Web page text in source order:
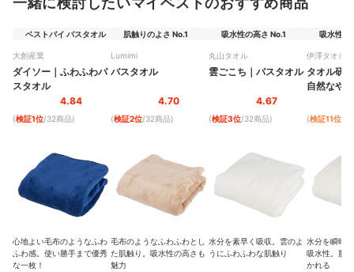
ベストバイ バスタオル
大創産業
ダイソー ｜ ふわふわバ
スタオル
4.84
(検証1位/32商品)
心地よい毛布のようなふわ
ふわ感。使い勝手まで優秀
な一枚！
肌触りのよさ No.1
Lumimi
バスタオル
4.70
(検証2位/32商品)
毛布のようなふわふわとし
た肌触り。吸水性の高さも
魅力
吸水性の高さ No.1
丸山タオル
雲ごこち ｜ バスタオル
4.67
(検証3位/32商品)
水分を素早く吸収。雲のよ
うにふわふわな肌触り
吸水性の
伊澤タオル
タオル研
自然なや
(検証11位
水分を瞬時
吸水性。肌
かれる